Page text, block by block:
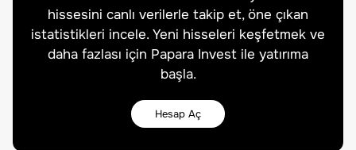
hissesini canlı verilerle takip et, öne çıkan
istatistikleri incele. Yeni hisseleri keşfetmek ve
daha fazlası için Papara Invest ile yatırıma
başla.
Hesap Aç